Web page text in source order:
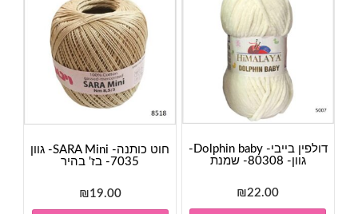
דולפין בייבי- Dolphin baby-
גוון- 80308- שמנת
₪22.00
חוט כותנה- SARA Mini- גוון
7035- בז' בהיר
₪19.00